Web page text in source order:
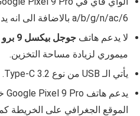
a/b/g/n/ac/6 بالاضافة الى انه يدعم
لا يدعم هاتف جوجل بيكسل 9 برو
ميموري لزيادة مساحة التخزين.
يأتي الـ USB من نوع
Type-C 3.2.
الموقع الجغرافي على الخريطة